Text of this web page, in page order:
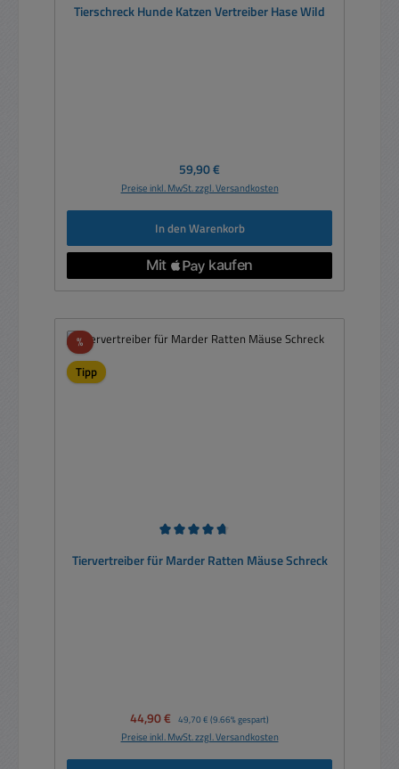
Tierschreck Hunde Katzen Vertreiber Hase Wild
Regulärer Preis:
59,90 €
Preise inkl. MwSt. zzgl. Versandkosten
In den Warenkorb
%Rabatt
Tipp
Tiervertreiber für Marder Ratten Mäuse Schreck
Verkaufspreis:
44,90 € Regulärer Preis:
49,70 € (9.66% gespart)
Preise inkl. MwSt. zzgl. Versandkosten